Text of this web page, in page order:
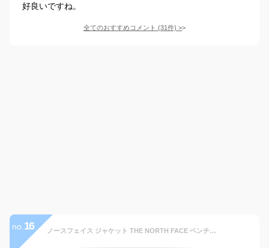
好良いですね。
全てのおすすめコメント (31件) >
no. 16 ノースフェイス ジャケット THE NORTH FACE ベンチャージャケット VENTURE 2 JACKET NF0A2VD3ブラック カーキ S M L ザ・ノースフェイス 春メンズ カジュアル 男性 メンズファッション アウター アウトドア 防風 防水撥水 梅雨